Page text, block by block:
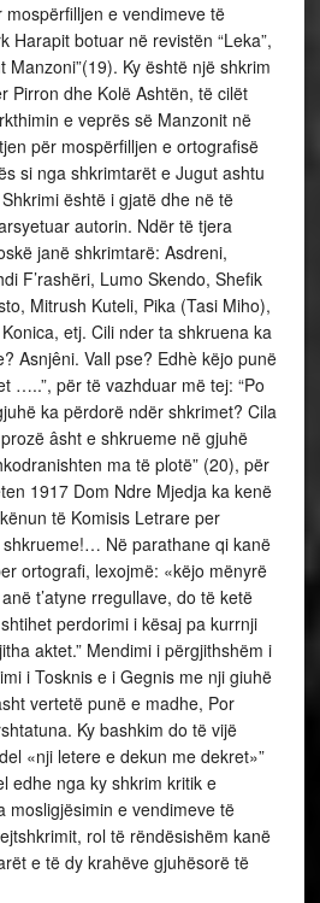
e vendimeve të
Harapit botuar në revistën “Leka”,
Manzoni”(19). Ky është një shkrim
Pirron dhe Kolë Ashtën, të cilët
e veprës së Manzonit në
për mospërfilljen e ortografisë
si nga shkrimtarët e Jugut ashtu
është i gjatë dhe në të
autorin. Ndër të tjera
janë shkrimtarë: Asdreni,
F’rashëri, Lumo Skendo, Shefik
Mitrush Kuteli, Pika (Tasi Miho),
etj. Cili nder ta shkruena ka
Asnjêni. Vall pse? Edhè këjo punë
…..”, për të vazhduar më tej: “Po
ka përdorë ndër shkrimet? Cila
âsht e shkrueme në gjuhë
ma të plotë” (20), për
1917 Dom Ndre Mjedja ka kenë
të Komisis Letrare per
Në parathane qi kanë
ortografi, lexojmë: «këjo mënyrë
t’atyne rregullave, do të ketë
perdorimi i kësaj pa kurrnji
aktet.” Mendimi i përgjithshëm i
i Tosknis e i Gegnis me nji giuhë
vertetë punë e madhe, Por
Ky bashkim do të vijë
«nji letere e dekun me dekret»”
edhe nga ky shkrim kritik e
mosligjësimin e vendimeve të
rol të rëndësishëm kanë
e të dy krahëve gjuhësorë të